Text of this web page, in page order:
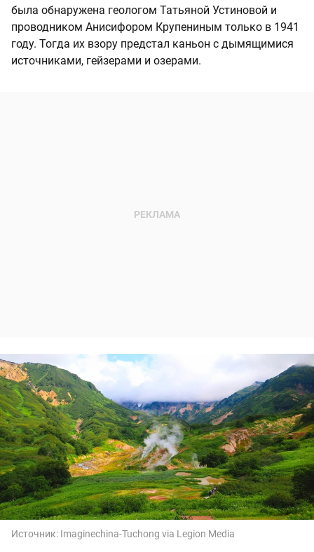
была обнаружена геологом Татьяной Устиновой и
проводником Анисифором Крупениным только в 1941
году. Тогда их взору предстал каньон с дымящимися
источниками, гейзерами и озерами.
Источник: Imaginechina-Tuchong via Legion Media